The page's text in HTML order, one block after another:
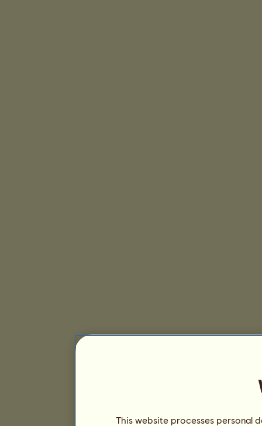
This website processes personal